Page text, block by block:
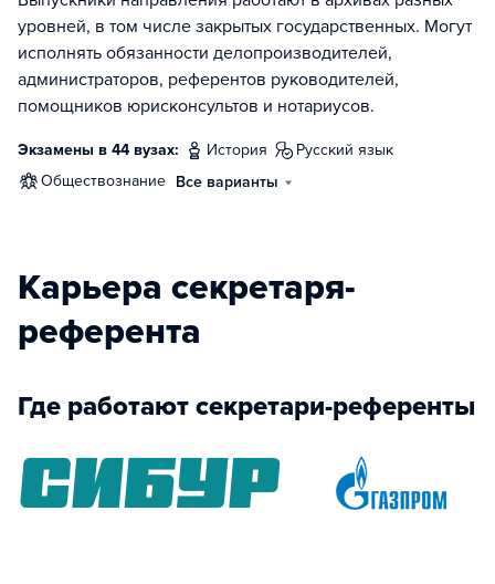
уровней, в том числе закрытых государственных. Могут
исполнять обязанности делопроизводителей,
администраторов, референтов руководителей,
помощников юрисконсультов и нотариусов.
Экзамены в 44 вузах: история
русский язык
обществознание Все варианты
Карьера секретаря-
референта
Где работают секретари-референты